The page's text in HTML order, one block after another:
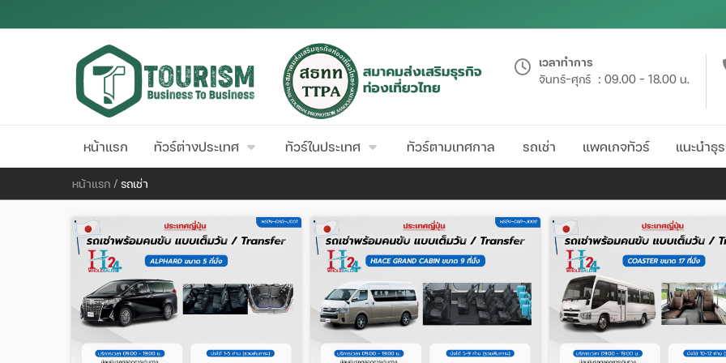
เวลาทำการ
จันทร์-ศุกร์ : 09.00 - 18.00 น.
หน้าแรก ทัวร์ต่างประเทศ ทัวร์ในประเทศ ทัวร์ตามเทศกาล รถเช่า แพคเกจทัวร์ แนะนำธุ
หน้าแรก / รถเช่า